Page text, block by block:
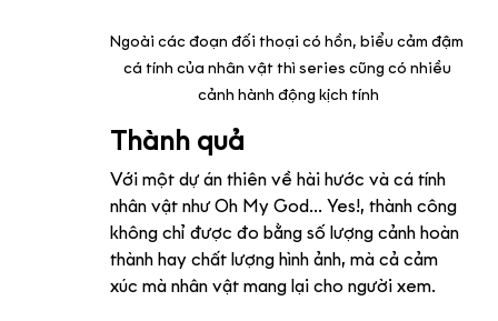
Ngoài các đoạn đối thoại có hồn, biểu cảm đậm
cá tính của nhân vật thì series cũng có nhiều
cảnh hành động kịch tính
Thành quả
Với một dự án thiên về hài hước và cá tính
nhân vật như Oh My God... Yes!, thành công
không chỉ được đo bằng số lượng cảnh hoàn
thành hay chất lượng hình ảnh, mà cả cảm
xúc mà nhân vật mang lại cho người xem.